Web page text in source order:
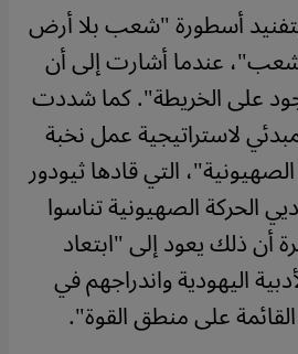
أسطورة "شعب بلا أرض
عندما أشارت إلى أن
على الخريطة". كما شددت
لاستراتيجية عمل نخبة
التي قادها ثيودور
الحركة الصهيونية تناسوا
أن ذلك يعود إلى "ابتعاد
اليهودية واندراجهم في
على منطق القوة".